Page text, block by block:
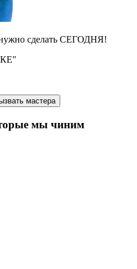
нужно сделать СЕГОДНЯ!
мастера
мы чиним